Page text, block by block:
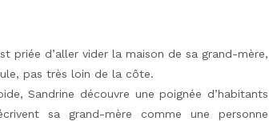
priée d’aller vider la maison de sa grand-mère,
pas très loin de la côte.
Sandrine découvre une poignée d’habitants
sa grand-mère comme une personne